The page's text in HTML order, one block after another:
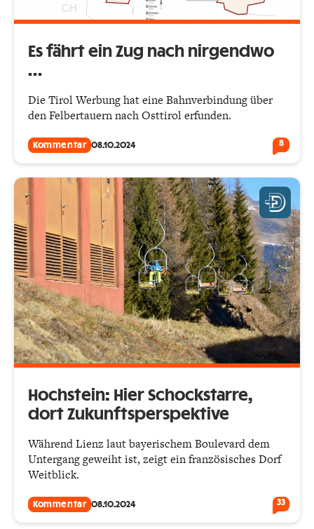
Es fährt ein Zug nach nirgendwo
…
Die Tirol Werbung hat eine Bahnverbindung über
den Felbertauern nach Osttirol erfunden.
Kommentar 08.10.2024 8
Hochstein: Hier Schockstarre,
dort Zukunftsperspektive
Während Lienz laut bayerischem Boulevard dem
Untergang geweiht ist, zeigt ein französisches Dorf
Weitblick.
Kommentar 08.10.2024 33